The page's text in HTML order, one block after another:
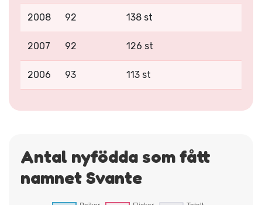
2008 92 138 st
2007 92 126 st
2006 93 113 st
Antal nyfödda som fått
namnet Svante